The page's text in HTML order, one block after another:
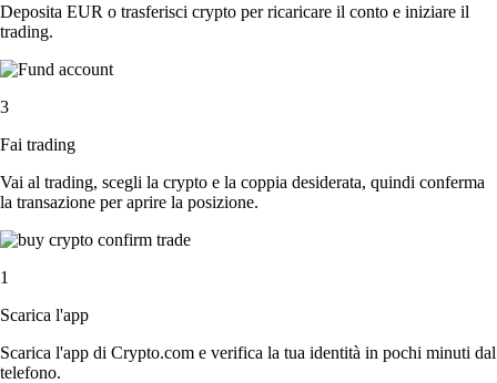
Deposita EUR o trasferisci crypto per ricaricare il conto e iniziare il
trading.
3
Fai trading
Vai al trading, scegli la crypto e la coppia desiderata, quindi conferma
la transazione per aprire la posizione.
1
Scarica l'app
Scarica l'app di Crypto.com e verifica la tua identità in pochi minuti dal
telefono.